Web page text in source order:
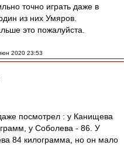
точно играть даже в
из них Умяров.
это пожалуйста.
2020 23:53
посмотрел : у Канищева
у Соболева - 86. У
84 килограмма, но он мало